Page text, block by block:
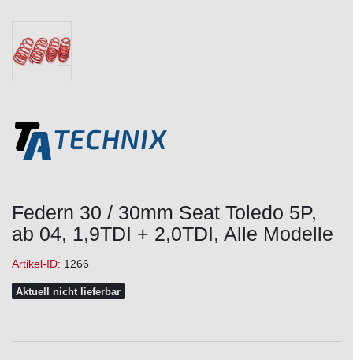
Federn 30 / 30mm Seat Toledo 5P,
ab 04, 1,9TDI + 2,0TDI, Alle Modelle
Artikel-ID: 1266
Aktuell nicht lieferbar